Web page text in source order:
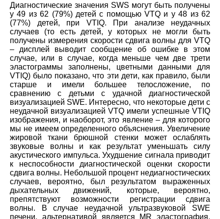
Диагностические значения SWS могут быть получены
у 49 из 62 (79%) детей с помощью VTQ и у 48 из 62
(77%) детей, при VTIQ. При анализе неудачных
случаев (то есть детей, у которых не могли быть
получены измерения скорости сдвига волны для VTQ
– дисплей выводит сообщение об ошибке в этом
случае, или в случае, когда меньше чем две трети
эластограммы заполнены, цветными данными для
VTIQ) было показано, что эти дети, как правило, были
старше и имели большее телосложение, по
сравнению с детьми с удачной диагностической
визуализацией SWE. Интересно, что некоторые дети с
неудачной визуализацией VTQ имели успешные VTIQ
изображения, и наоборот, это явление – для которого
мы не имеем определенного объяснения. Увеличение
жировой ткани брюшной стенки может ослаблять
звуковые волны и как результат уменьшать силу
акустического импульса. Ухудшение сигнала приводит
к неспособности диагностической оценки скорости
сдвига волны. Небольшой процент недиагностических
случаев, вероятно, был результатом выраженных
дыхательных движений, которые, вероятно,
препятствуют возможности регистрации сдвига
волны. В случае неудачной ультразвуковой SWE
печени, альтернативой является MR эластография,